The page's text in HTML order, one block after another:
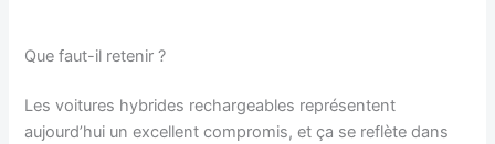
Que faut-il retenir ?
Les voitures hybrides rechargeables représentent
aujourd’hui un excellent compromis, et ça se reflète dans